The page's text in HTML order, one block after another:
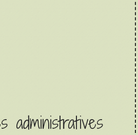
administratives